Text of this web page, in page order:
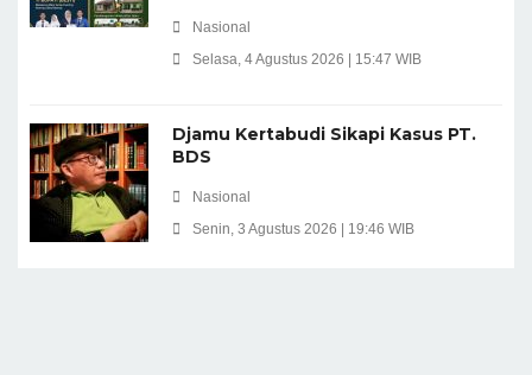
Nasional
Selasa, 4 Agustus 2026 | 15:47 WIB
Djamu Kertabudi Sikapi Kasus PT.
BDS
Nasional
Senin, 3 Agustus 2026 | 19:46 WIB